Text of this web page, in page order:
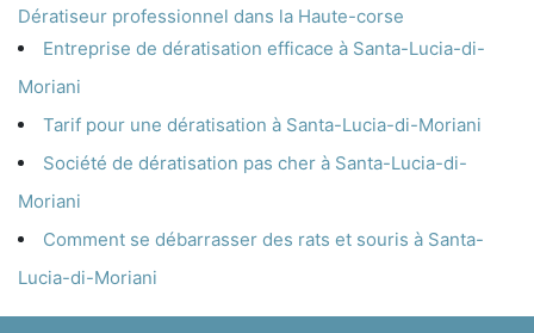
Dératiseur professionnel dans la Haute-corse
Entreprise de dératisation efficace à Santa-Lucia-di-
Moriani
Tarif pour une dératisation à Santa-Lucia-di-Moriani
Société de dératisation pas cher à Santa-Lucia-di-
Moriani
Comment se débarrasser des rats et souris à Santa-
Lucia-di-Moriani